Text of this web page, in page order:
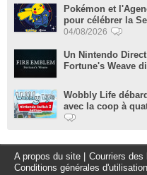
Pokémon et
pour célébrer la
04/08/2026
Un Nintendo
Fortune's Weave
Wobbly Life
avec la coop à
A propos du site Courriers des
Conditions générales d'utilisation